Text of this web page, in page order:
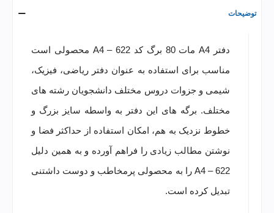
توضیحات
دفتر A4 مات 80 برگ کد A4 – 622 محصولی است
مناسب برای استفاده به عنوان دفتر ریاضی، فیزیک،
شیمی و جزوات دروس مختلف دانشجویان رشته های
مختلف. برگه های این دفتر به واسطه سایز بزرگ و
خطوط نزدیک به هم، امکان استفاده از حداکثر فضا و
نوشتن مطالب زیادی را فراهم آورده و به همین دلیل
A4 – 622 را به محصولی پرمخاطب و دوست داشتنی
تبدیل کرده است.